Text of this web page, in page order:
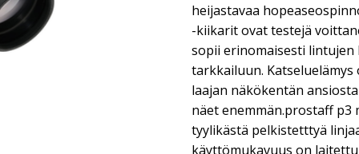
heijastavaa
-kiikarit ovat testejä
sopii erinomaisesti
tarkkailuun.
laajan näkökentän
näet enemmän.prostaff
tyylikästä pelkistetttyä
käyttömukavuus on